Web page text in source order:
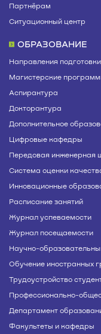
Партнёрам
Ситуационный центр
ОБРАЗОВАНИЕ
Направления
Магистерские
Аспирантура
Докторантура
Дополнительное
Цифровые кафедры
Передовая инженерная
Система оценки
Инновационные
Расписание занятий
Журнал успеваемости
Журнал посещаемости
Научно-
Обучение иностранных
Трудоустройство
Профессионально-
Департамент
Факультеты и кафедры